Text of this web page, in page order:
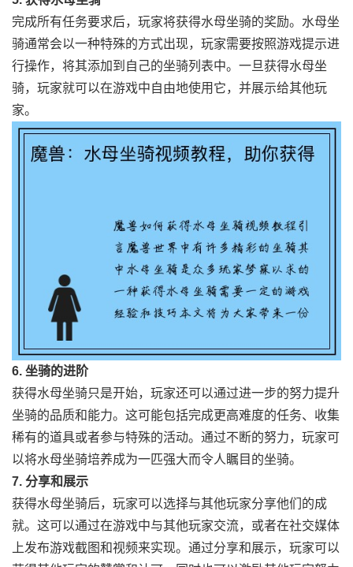
完成所有任务要求后，玩家将获得水母坐骑的奖励。水母坐
骑通常会以一种特殊的方式出现，玩家需要按照游戏提示进
行操作，将其添加到自己的坐骑列表中。一旦获得水母坐
骑，玩家就可以在游戏中自由地使用它，并展示给其他玩
家。
6. 坐骑的进阶
获得水母坐骑只是开始，玩家还可以通过进一步的努力提升
坐骑的品质和能力。这可能包括完成更高难度的任务、收集
稀有的道具或者参与特殊的活动。通过不断的努力，玩家可
以将水母坐骑培养成为一匹强大而令人瞩目的坐骑。
7. 分享和展示
获得水母坐骑后，玩家可以选择与其他玩家分享他们的成
就。这可以通过在游戏中与其他玩家交流，或者在社交媒体
上发布游戏截图和视频来实现。通过分享和展示，玩家可以